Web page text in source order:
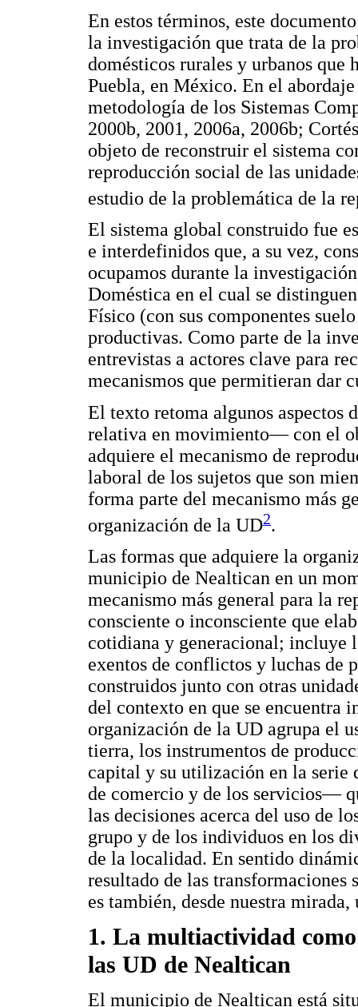
En estos términos, este
la investigación que trata de la
domésticos rurales y urbanos
Puebla, en México. En el
metodología de los Sistemas
2000b, 2001, 2006a, 2006b;
objeto de reconstruir el sistema
reproducción social de las
estudio de la problemática de la
El sistema global construido fue
e interdefinidos que, a su vez,
ocupamos durante la
Doméstica en el cual se
Físico (con sus componentes
productivas. Como parte de la
entrevistas a actores clave para
mecanismos que permitieran dar
El texto retoma algunos
relativa en movimiento— con el
adquiere el mecanismo de
laboral de los sujetos que son
forma parte del mecanismo más
organización de la UD2.
Las formas que adquiere la
municipio de Nealtican en un
mecanismo más general para la
consciente o inconsciente que
cotidiana y generacional; incluye
exentos de conflictos y luchas de
construidos junto con otras
del contexto en que se encuentra
organización de la UD agrupa el
tierra, los instrumentos de
capital y su utilización en la
de comercio y de los servicios—
las decisiones acerca del uso de
grupo y de los individuos en los
de la localidad. En sentido
resultado de las transformaciones
es también, desde nuestra
1. La multiactividad
las UD de Nealtican
El municipio de Nealtican está